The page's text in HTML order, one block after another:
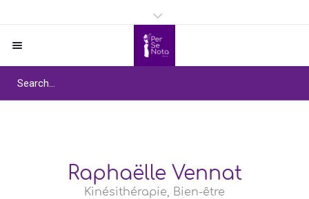
Raphaëlle Vennat
Kinésithérapie, Bien-être